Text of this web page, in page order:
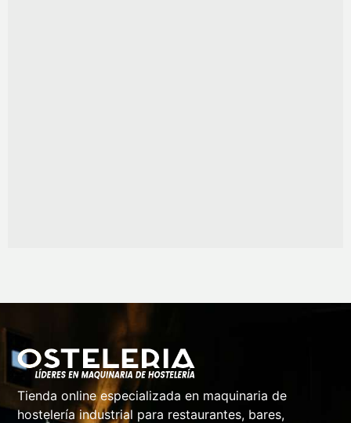
Tienda online especializada en maquinaria de
hostelería industrial para restaurantes, bares,